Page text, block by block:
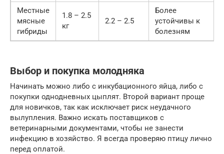
Местные
мясные
гибриды
1.8 – 2.5
кг
2.2 – 2.5
Более
устойчивы к
болезням
Выбор и покупка молодняка
Начинать можно либо с инкубационного яйца, либо с
покупки однодневных цыплят. Второй вариант проще
для новичков, так как исключает риск неудачного
вылупления. Важно искать поставщиков с
ветеринарными документами, чтобы не занести
инфекцию в хозяйство. Я всегда проверяю птицу лично
перед оплатой.